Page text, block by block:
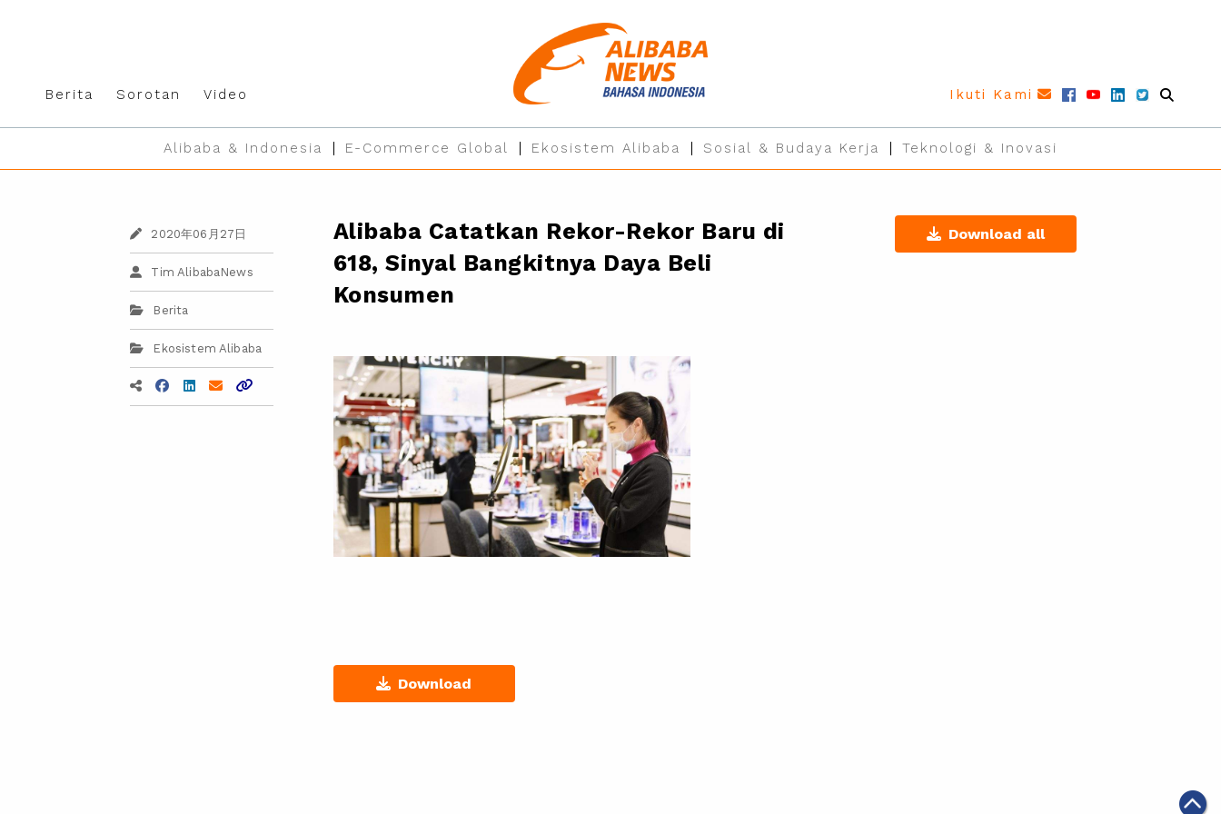
Berita Sorotan Video Ikuti Kami
Alibaba & Indonesia E-Commerce Global Ekosistem Alibaba Sosial & Budaya Kerja Teknologi & Inovasi
2020年06月27日
Tim AlibabaNews
Berita
Ekosistem Alibaba
Alibaba Catatkan Rekor-Rekor Baru di
618, Sinyal Bangkitnya Daya Beli
Konsumen
Download all
Download